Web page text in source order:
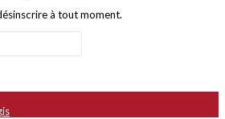
à tout moment.